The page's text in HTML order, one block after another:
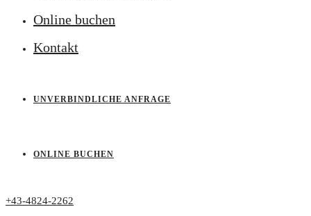
Online buchen
Kontakt
UNVERBINDLICHE ANFRAGE
ONLINE BUCHEN
+43-4824-2262